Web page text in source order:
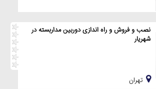
نصب و فروش و راه اندازی دوربین مداربسته در
شهریار
تهران